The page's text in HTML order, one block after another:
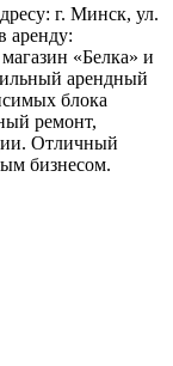
г. Минск, ул.
аренду:
«Белка» и
арендный
блока
ремонт,
Отличный
бизнесом.